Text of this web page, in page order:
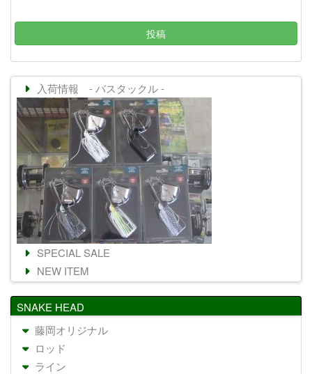
投稿
入荷情報 - バスタックル -
SPECIAL SALE
NEW ITEM
SNAKE HEAD
藤岡オリジナル
ロッド
ライン